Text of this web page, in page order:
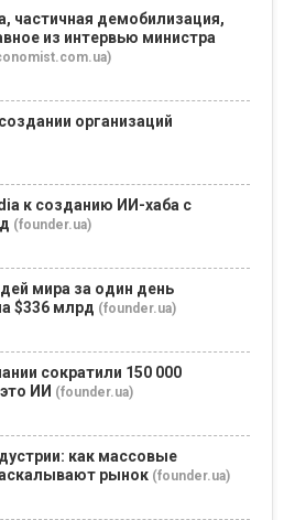
частичная демобилизация,
из интервью министра
организаций
к созданию ИИ-хаба с
(founder.ua)
мира за один день
$336 млрд (founder.ua)
сократили 150 000
ИИ (founder.ua)
как массовые
рынок (founder.ua)